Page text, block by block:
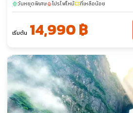
sunnyวันหยุดพิเศษlocal_fire_departmentโปรไฟไหม้confirmation_numberที่เหลือน้อย
เริ่มต้น 14,990 ฿